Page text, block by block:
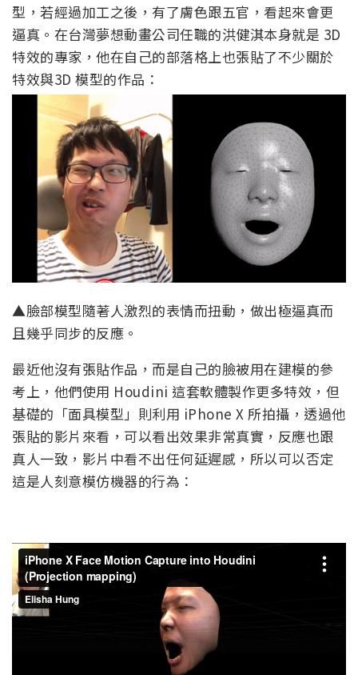
型，若經過加工之後，有了膚色跟五官，看起來會更
逼真。在台灣夢想動畫公司任職的洪健淇本身就是 3D
特效的專家，他在自己的部落格上也張貼了不少關於
特效與3D 模型的作品：
▲臉部模型隨著人激烈的表情而扭動，做出極逼真而
且幾乎同步的反應。
最近他沒有張貼作品，而是自己的臉被用在建模的參
考上，他們使用 Houdini 這套軟體製作更多特效，但
基礎的「面具模型」則利用 iPhone X 所拍攝，透過他
張貼的影片來看，可以看出效果非常真實，反應也跟
真人一致，影片中看不出任何延遲感，所以可以否定
這是人刻意模仿機器的行為：